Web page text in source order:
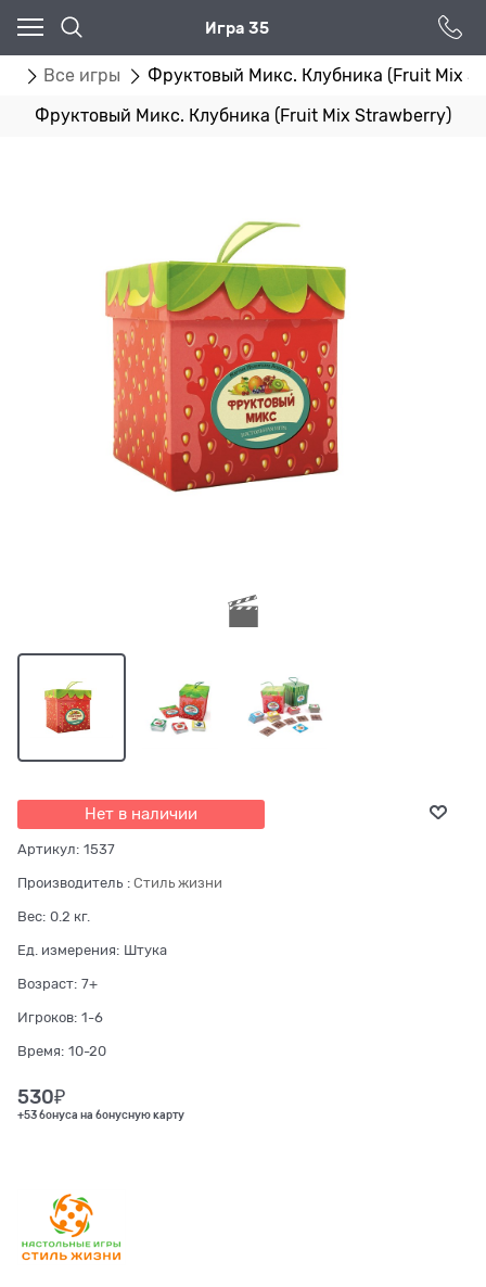
Игра 35
Все игры Фруктовый Микс. Клубника (Fruit Mix
Фруктовый Микс. Клубника (Fruit Mix Strawberry)
Нет в наличии
Артикул: 1537
Производитель : Стиль жизни
Вес: 0.2 кг.
Ед. измерения: Штука
Возраст: 7+
Игроков: 1-6
Время: 10-20
530₽
+53 бонуса на бонусную карту